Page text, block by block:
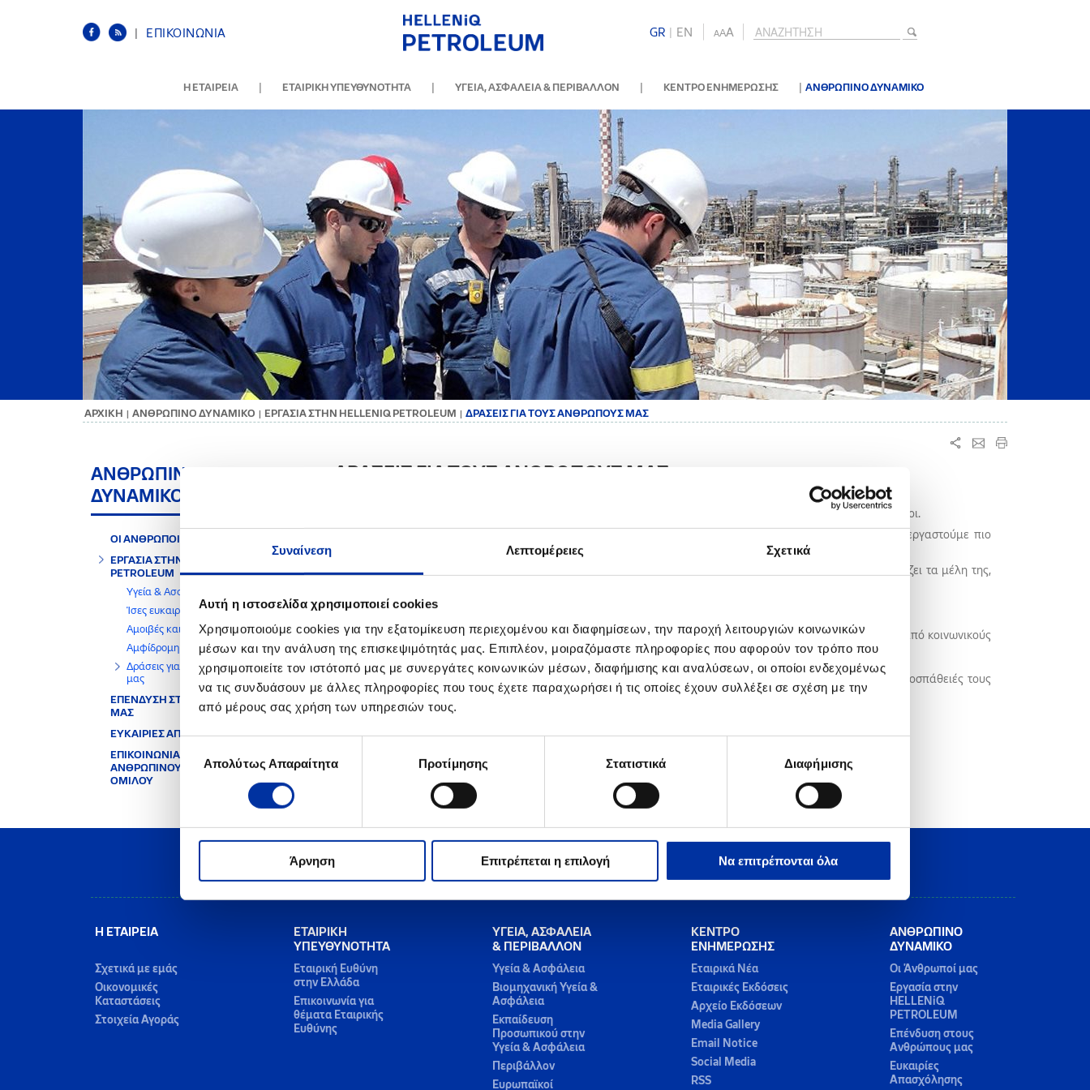
Συναίνεση Λεπτομέρειες Σχετικά
Αυτή η ιστοσελίδα χρησιμοποιεί cookies
Χρησιμοποιούμε cookies για την εξατομίκευση περιεχομένου και διαφημίσεων, την παροχή λειτουργιών κοινωνικών
μέσων και την ανάλυση της επισκεψιμότητάς μας. Επιπλέον, μοιραζόμαστε πληροφορίες που αφορούν τον τρόπο που
χρησιμοποιείτε τον ιστότοπό μας με συνεργάτες κοινωνικών μέσων, διαφήμισης και αναλύσεων, οι οποίοι ενδεχομένως
να τις συνδυάσουν με άλλες πληροφορίες που τους έχετε παραχωρήσει ή τις οποίες έχουν συλλέξει σε σχέση με την
από μέρους σας χρήση των υπηρεσιών τους.
συγκατάθεσης
Απολύτως Απαραίτητα Προτίμησης Στατιστικά Διαφήμισης
Άρνηση Επιτρέπεται η επιλογή Να επιτρέπονται όλα
| ΕΠΙΚΟΙΝΩΝΙΑ GR | ΕΝ AAA
Η ΕΤΑΙΡΕΙΑ | ΕΤΑΙΡΙΚΗ ΥΠΕΥΘΥΝΟΤΗΤΑ | ΥΓΕΙΑ, ΑΣΦΑΛΕΙΑ & ΠΕΡΙΒΑΛΛΟΝ | ΚΕΝΤΡΟ ΕΝΗΜΕΡΩΣΗΣ | ΑΝΘΡΩΠΙΝΟ ΔΥΝΑΜΙΚΟ
ΑΡΧΙΚΗ | ΑΝΘΡΩΠΙΝΟ ΔΥΝΑΜΙΚΟ | ΕΡΓΑΣΙΑ ΣΤΗΝ HELLENIQ PETROLEUM | ΔΡΑΣΕΙΣ ΓΙΑ ΤΟΥΣ ΑΝΘΡΩΠΟΥΣ ΜΑΣ
ΑΝΘΡΩΠΙΝΟ
ΔΥΝΑΜΙΚΟ
ΟΙ ΑΝΘΡΩΠΟΙ ΜΑΣ
ΕΡΓΑΣΙΑ ΣΤΗΝ HELLENIQ
PETROLEUM
Υγεία & Ασφάλεια
Ίσες ευκαιρίες
Αμοιβές και Παροχές
Αμφίδρομη επικοινωνία
Δράσεις για τους ανθρώπους
μας
ΕΠΕΝΔΥΣΗ ΣΤΟΥΣ ΑΝΘΡΩΠΟΥΣ
ΜΑΣ
ΕΥΚΑΙΡΙΕΣ ΑΠΑΣΧΟΛΗΣΗΣ
ΕΠΙΚΟΙΝΩΝΙΑ ΜΕ ΤΗ ΔΙΕΥΘΥΝΣΗ
ΑΝΘΡΩΠΙΝΟΥ ΔΥΝΑΜΙΚΟΥ
ΟΜΙΛΟΥ
ΔΡΑΣΕΙΣ ΓΙΑ ΤΟΥΣ ΑΝΘΡΩΠΟΥΣ ΜΑΣ
Στόχος μας είναι να εξελισσόμαστε και να προχωρούμε μαζί: ως Όμιλος, ως εργαζόμενοι, αλλά και ως άνθρωποι.
Πιστεύουμε ότι μέσα σε ένα περιβάλλον που σέβεται και υποστηρίζει την προσωπική ζωή, μπορούμε να εργαστούμε πιο
Γι’ αυτό και έχουμε δημιουργήσει μια μεγάλη εταιρική οικογένεια: μια οικογένεια που επικοινωνεί, υποστηρίζει τα μέλη της,
Ενδεικτικά:
Παρέχουμε στους εργαζομένους και στις οικογένειές τους τη δυνατότητα συμβουλευτικής υποστήριξης από κοινωνικούς
λειτουργούς, σε κάθε συμβάν ή περίοδο της ζωής τους όπου χρειάζονται βοήθεια.
Πραγματοποιούμε εταιρικές εκδηλώσεις για τους εργαζόμενους και τις οικογένειές τους.
Επιβραβεύουμε σε εταιρικές εκδηλώσεις τα παιδιά των εργαζομένων μας, που διακρίνονται για τις προσπάθειές τους
στην εκπαίδευση.
Η ΕΤΑΙΡΕΙΑ
Σχετικά με εμάς
Οικονομικές
Καταστάσεις
Στοιχεία Αγοράς
ΕΤΑΙΡΙΚΗ
ΥΠΕΥΘΥΝΟΤΗΤΑ
Εταιρική Ευθύνη
στην Ελλάδα
Επικοινωνία για
θέματα Εταιρικής
Ευθύνης
ΥΓΕΙΑ, ΑΣΦΑΛΕΙΑ
& ΠΕΡΙΒΑΛΛΟΝ
Υγεία & Ασφάλεια
Βιομηχανική Υγεία &
Ασφάλεια
Εκπαίδευση
Προσωπικού στην
Υγεία & Ασφάλεια
Περιβάλλον
Ευρωπαϊκοί
ΚΕΝΤΡΟ
ΕΝΗΜΕΡΩΣΗΣ
Εταιρικά Νέα
Εταιρικές Εκδόσεις
Αρχείο Εκδόσεων
Media Gallery
Email Notice
Social Media
RSS
ΑΝΘΡΩΠΙΝΟ
ΔΥΝΑΜΙΚΟ
Οι Άνθρωποί μας
Εργασία στην
HELLENiQ
PETROLEUM
Επένδυση στους
Ανθρώπους μας
Ευκαιρίες
Απασχόλησης